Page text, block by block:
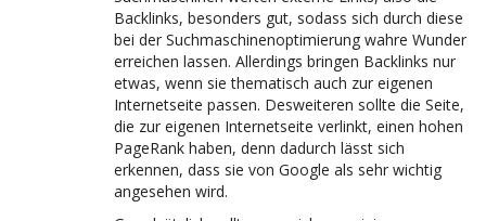
Backlinks, besonders gut, sodass sich durch diese
bei der Suchmaschinenoptimierung wahre Wunder
erreichen lassen. Allerdings bringen Backlinks nur
etwas, wenn sie thematisch auch zur eigenen
Internetseite passen. Desweiteren sollte die Seite,
die zur eigenen Internetseite verlinkt, einen hohen
PageRank haben, denn dadurch lässt sich
erkennen, dass sie von Google als sehr wichtig
angesehen wird.